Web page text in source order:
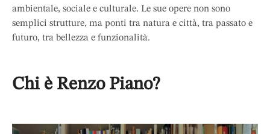
rispettano il contesto ambientale, sociale e
culturale. Le sue opere …
ambientale, sociale e culturale. Le sue opere non sono
semplici strutture, ma ponti tra natura e città, tra passato e
futuro, tra bellezza e funzionalità.
Chi è Renzo Piano?